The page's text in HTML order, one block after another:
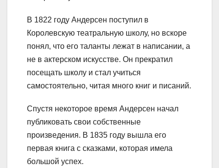
В 1822 году Андерсен поступил в
Королевскую театральную школу, но вскоре
понял, что его таланты лежат в написании, а
не в актерском искусстве. Он прекратил
посещать школу и стал учиться
самостоятельно, читая много книг и писаний.
Спустя некоторое время Андерсен начал
публиковать свои собственные
произведения. В 1835 году вышла его
первая книга с сказками, которая имела
большой успех.